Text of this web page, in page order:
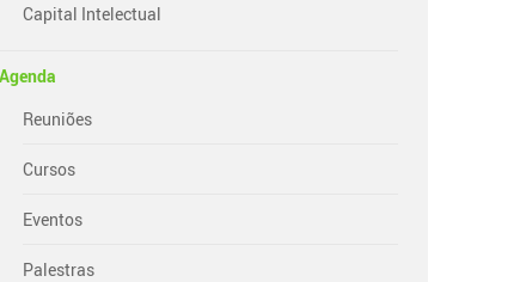
Capital Intelectual
Agenda
Reuniões
Cursos
Eventos
Palestras